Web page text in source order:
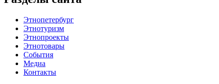
Этнопетербург
Этнотуризм
Этнопроекты
Этнотовары
События
Медиа
Контакты